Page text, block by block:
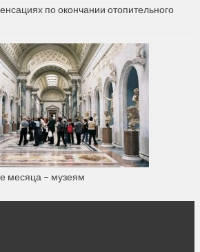
по окончании отопительного
месяца – музеям